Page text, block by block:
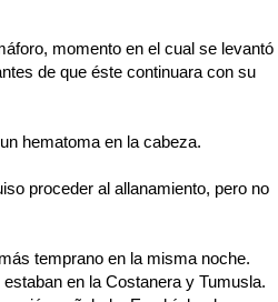
momento en el cual se levantó
de que éste continuara con su
hematoma en la cabeza.
proceder al allanamiento, pero no
temprano en la misma noche.
en la Costanera y Tumusla.